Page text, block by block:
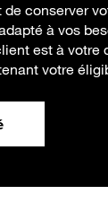
conserver
à vos
est à
votre